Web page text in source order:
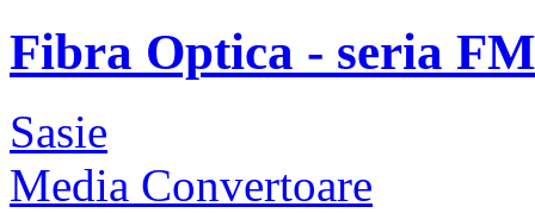
Fibra Optica - seria
Sasie
Media Convertoare